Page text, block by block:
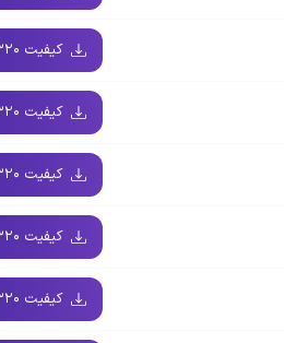
کیفیت ۳۲۰
کیفیت ۳۲۰
کیفیت ۳۲۰
کیفیت ۳۲۰
کیفیت ۳۲۰